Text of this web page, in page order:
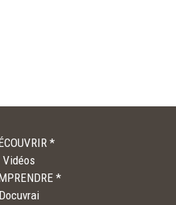
*
Vidéos
*
Docuvrai